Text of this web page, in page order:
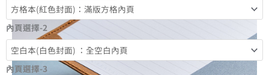
內頁選擇-2
內頁選擇-3